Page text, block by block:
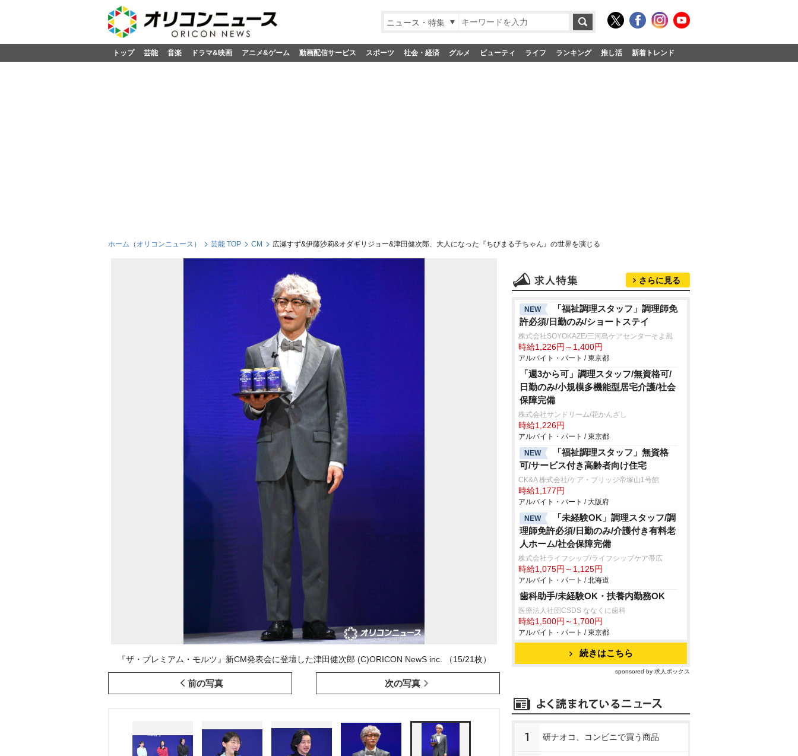
ニュース・特集
トップ 芸能 音楽 ドラマ&映画 アニメ&ゲーム 動画配信サービス スポーツ 社会・経済 グルメ ビューティ ライフ ランキング 推し活 新着トレンド
ホーム（オリコンニュース） 芸能 TOP CM 広瀬すず&伊藤沙莉&オダギリジョー&津田健次郎、大人になった『ちびまる子ちゃん』の世界を演じる
『ザ・プレミアム・モルツ』新CM発表会に登壇した津田健次郎 (C)ORICON NewS inc. （15/21枚）
前の写真 次の写真
さらに見る
NEW
「福祉調理スタッフ」調理師免
許必須/日勤のみ/ショートステイ
株式会社SOYOKAZE/三河島ケアセンターそよ風
時給1,226円～1,400円
アルバイト・パート / 東京都
「週3から可」調理スタッフ/無資格可/
日勤のみ/小規模多機能型居宅介護/社会
保障完備
株式会社サンドリーム/花かんざし
時給1,226円
アルバイト・パート / 東京都
NEW
「福祉調理スタッフ」無資格
可/サービス付き高齢者向け住宅
CK&A 株式会社/ケア・ブリッジ帝塚山1号館
時給1,177円
アルバイト・パート / 大阪府
NEW
「未経験OK」調理スタッフ/調
理師免許必須/日勤のみ/介護付き有料老
人ホーム/社会保障完備
株式会社ライフシップ/ライフシップケア帯広
時給1,075円～1,125円
アルバイト・パート / 北海道
歯科助手/未経験OK・扶養内勤務OK
医療法人社団CSDS ななくに歯科
時給1,500円～1,700円
アルバイト・パート / 東京都
続きはこちら
sponsored by 求人ボックス
1 研ナオコ、コンビニで買う商品